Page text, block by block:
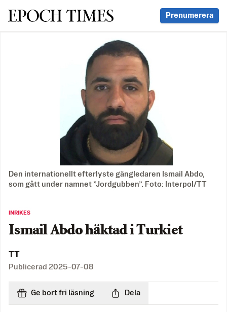
Svenska Epoch Times Prenumerera
Den internationellt efterlyste gängledaren Ismail Abdo,
som gått under namnet ”Jordgubben”. Foto: Interpol/TT
INRIKES
Ismail Abdo häktad i Turkiet
TT
Publicerad 2025-07-08
Ge bort fri läsning Dela